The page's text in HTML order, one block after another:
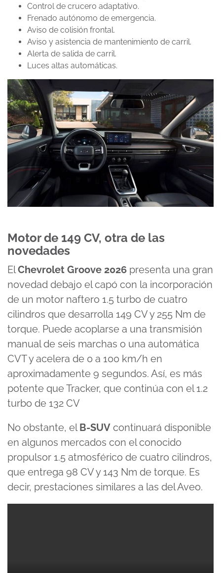
Control de crucero adaptativo.
Frenado autónomo de emergencia.
Aviso de colisión frontal.
Aviso y asistencia de mantenimiento de carril.
Alerta de salida de carril.
Luces altas automáticas.
Motor de 149 CV, otra de las
novedades
ElChevrolet Groove 2026 presenta una gran
novedad debajo el capó con la incorporación
de un motor naftero 1.5 turbo de cuatro
cilindros que desarrolla 149 CV y 255 Nm de
torque. Puede acoplarse a una transmisión
manual de seis marchas o una automática
CVT y acelera de 0 a 100 km/h en
aproximadamente 9 segundos. Así, es más
potente que Tracker, que continúa con el 1.2
turbo de 132 CV
No obstante, elB-SUV continuará disponible
en algunos mercados con el conocido
propulsor 1.5 atmosférico de cuatro cilindros,
que entrega 98 CV y 143 Nm de torque. Es
decir, prestaciones similares a las del Aveo.